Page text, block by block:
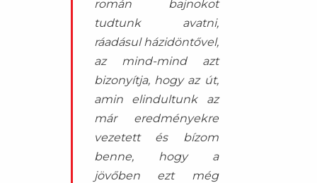
román bajnokot
tudtunk avatni,
ráadásul házidöntővel,
az mind-mind azt
bizonyítja, hogy az út,
amin elindultunk az
már eredményekre
vezetett és bízom
benne, hogy a
jövőben ezt még